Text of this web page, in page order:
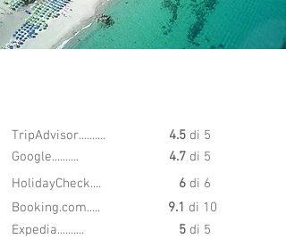
TripAdvisor.......... 4.5 di 5
Google..........
4.7 di 5
HolidayCheck....
6 di 6
Booking.com.....
9.1 di 10
Expedia..........
5 di 5